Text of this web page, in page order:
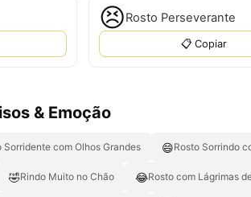
😣Rosto Perseverante
📋 Copiar
& Emoção
Sorridente com Olhos Grandes 😄Rosto Sorrindo
🤣Rindo Muito no Chão 😂Rosto com Lágrimas